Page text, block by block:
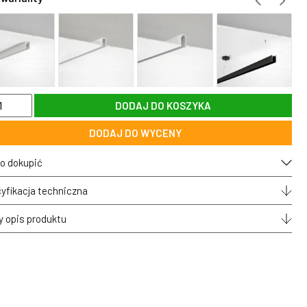
DODAJ DO KOSZYKA
DODAJ DO WYCENY
dokupić
techniczna
opis produktu